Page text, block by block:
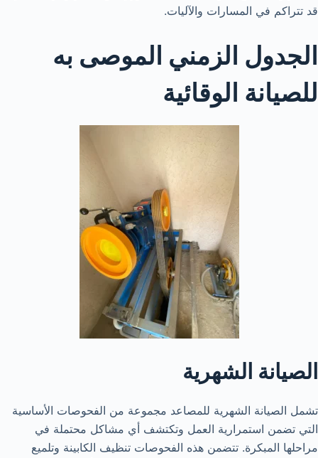
قد تتراكم في المسارات والآليات.
الجدول الزمني الموصى به
للصيانة الوقائية
الصيانة الشهرية
تشمل الصيانة الشهرية للمصاعد مجموعة من الفحوصات الأساسية
التي تضمن استمرارية العمل وتكتشف أي مشاكل محتملة في
مراحلها المبكرة. تتضمن هذه الفحوصات تنظيف الكابينة وتلميع